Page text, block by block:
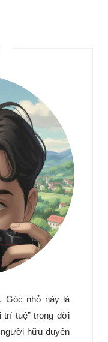
Góc nhỏ này là
trí tuệ” trong đời
hữu duyên